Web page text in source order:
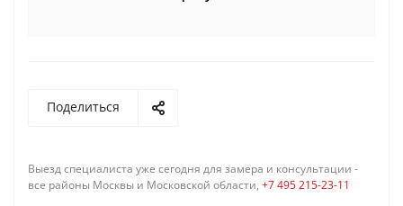
Поделиться
Выезд специалиста уже сегодня для замера и консультации -
все районы Москвы и Московской области, +7 495 215-23-11